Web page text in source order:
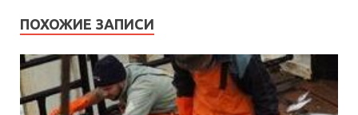
ПОХОЖИЕ ЗАПИСИ